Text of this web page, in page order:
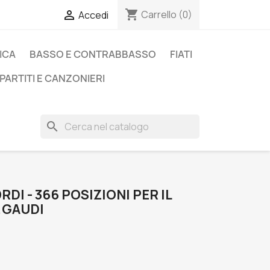
 Accedi shopping_cart Carrello (0)
BASSO E CONTRABBASSO
FIATI
E CANZONIERI
search
- 366 POSIZIONI PER IL